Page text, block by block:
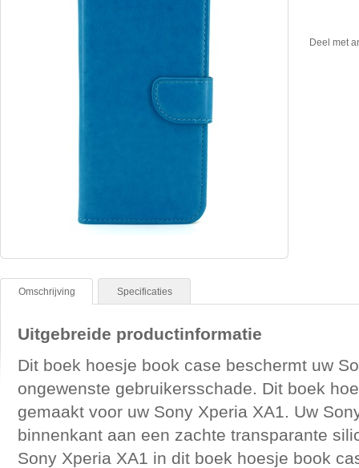
Deel met
Omschrijving Specificaties
Uitgebreide productinformatie
Dit boek hoesje book case beschermt uw
ongewenste gebruikersschade. Dit boek
gemaakt voor uw Sony Xperia XA1. Uw
binnenkant aan een zachte transparante
Sony Xperia XA1 in dit boek hoesje book